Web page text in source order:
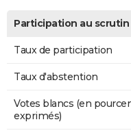
Participation au scrutin
Taux de participation
Taux d'abstention
Votes blancs (en
exprimés)